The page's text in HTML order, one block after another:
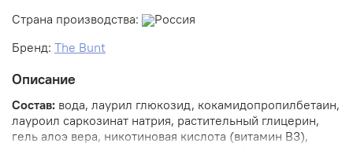
Страна производства:
Россия
Бренд: The Bunt
Описание
Состав: вода, лаурил глюкозид, кокамидопропилбетаин,
лауроил саркозинат натрия, растительный глицерин,
гель алоэ вера, никотиновая кислота (витамин В3),